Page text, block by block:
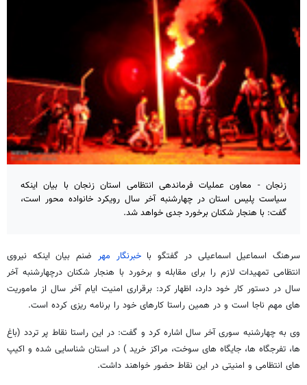
زنجان - معاون عملیات فرماندهی انتظامی استان زنجان با بیان اینکه
سیاست پلیس استان در چهارشنبه آخر سال رویکرد خانواده محور است،
گفت: با هنجار شکنان برخورد جدی خواهد شد.
سرهنگ اسماعیل اسماعیلی در گفتگو باخبرنگار مهر ضنم بیان اینکه نیروی
انتظامی تمهیدات لازم را برای مقابله و برخورد با هنجار شکنان درچهارشنبه آخر
سال در دستور کار خود دارد، اظهار کرد: برقراری امنیت ایام آخر سال از ماموریت
های مهم ناجا است و در همین راستا کارهای خود را برنامه ریزی کرده است.
وی به چهارشنبه سوری آخر سال اشاره کرد و گفت: در این راستا نقاط پر تردد (باغ
ها، تفرجگاه ها، جایگاه های سوخت، مراکز خرید ) در استان شناسایی شده و اکیپ
های انتظامی و امنیتی در این نقاط حضور خواهند داشت.